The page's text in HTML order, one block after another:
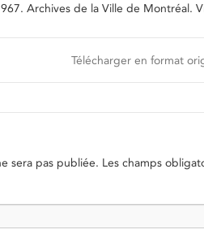
Archives de la Ville de Montréal.
Télécharger en format
sera pas publiée. Les champs